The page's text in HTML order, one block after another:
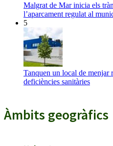
Malgrat de Mar inicia els
l’aparcament regulat al
5
Tanquen un local de menjar
deficiències sanitàries
Àmbits geogràfics